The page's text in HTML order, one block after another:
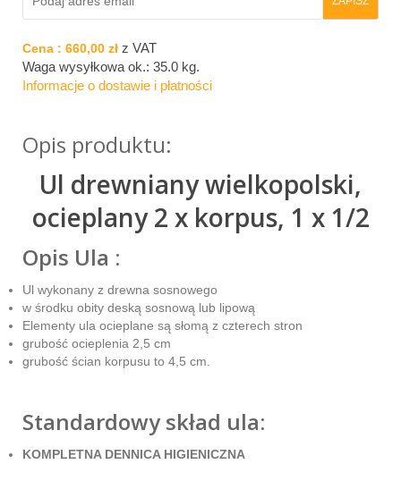
Cena : 660,00 zł z VAT
Waga wysyłkowa ok.: 35.0 kg.
Informacje o dostawie i płatności
Opis produktu:
Ul drewniany wielkopolski,
ocieplany 2 x korpus, 1 x 1/2
Opis Ula :
Ul wykonany z drewna sosnowego
w środku obity deską sosnową lub lipową
Elementy ula ocieplane są słomą z czterech stron
grubość ocieplenia 2,5 cm
grubość ścian korpusu to 4,5 cm.
Standardowy skład ula:
KOMPLETNA DENNICA HIGIENICZNA